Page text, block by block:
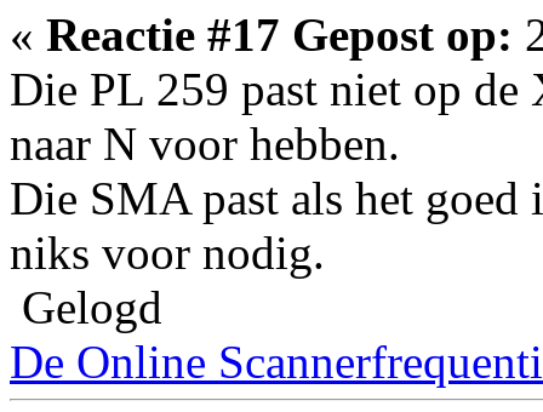
« Reactie #17 Gepost op:
Die PL 259 past niet op de
naar N voor hebben.
Die SMA past als het goed
niks voor nodig.
Gelogd
De Online